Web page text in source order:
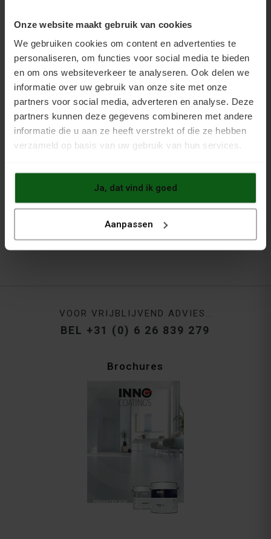
Onze website maakt gebruik van cookies
We gebruiken cookies om content en advertenties te
personaliseren, om functies voor social media te bieden
en om ons websiteverkeer te analyseren. Ook delen we
informatie over uw gebruik van onze site met onze
partners voor social media, adverteren en analyse. Deze
partners kunnen deze gegevens combineren met andere
informatie die u aan ze heeft verstrekt of die ze hebben
verzameld op basis van uw gebruik van hun services.
Ja, dat vind ik goed
Aanpassen
een betonschuur- of diamantslijpmachine (te huur bij
verhuurbedrijven); bij grote oppervlakken besteedt u dit
beter uit aan een gespecialiseerd bedrijf.
Hoe voorkom ik vetvlekken?
Ontvetten kunt u soms gewoon vóór zijn. Wees
voorzichtig met olie en vet en ruim morsen meteen op,
zodat er geen kringen in het oppervlak trekken. Hoe
schoner u de vloer houdt, hoe eenvoudiger de
Voor vrijblijvend advies belt u op 06 - 26 839 279 of neemt
u contact op via hetcontactformulier.
VOOR VRIJBLIJVEND ADVIES..
BEL +31 (0) 6 26 839 279
Brochures